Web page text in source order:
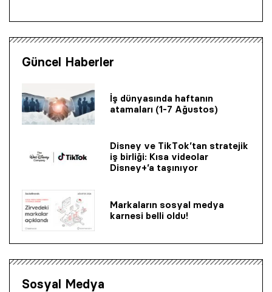
Güncel Haberler
İş dünyasında haftanın
atamaları (1-7 Ağustos)
Disney ve TikTok’tan stratejik
iş birliği: Kısa videolar
Disney+’a taşınıyor
Markaların sosyal medya
karnesi belli oldu!
Sosyal Medya